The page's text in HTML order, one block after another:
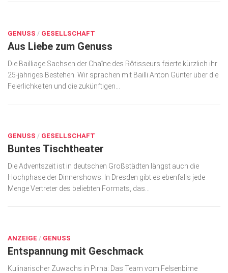
GENUSS / GESELLSCHAFT
Aus Liebe zum Genuss
Die Bailliage Sachsen der Chaîne des Rôtisseurs feierte kürzlich ihr
25-jähriges Bestehen. Wir sprachen mit Bailli Anton Günter über die
Feierlichkeiten und die zukünftigen...
GENUSS / GESELLSCHAFT
Buntes Tischtheater
Die Adventszeit ist in deutschen Großstädten längst auch die
Hochphase der Dinnershows. In Dresden gibt es ebenfalls jede
Menge Vertreter des beliebten Formats, das...
ANZEIGE / GENUSS
Entspannung mit Geschmack
Kulinarischer Zuwachs in Pirna: Das Team vom Felsenbirne